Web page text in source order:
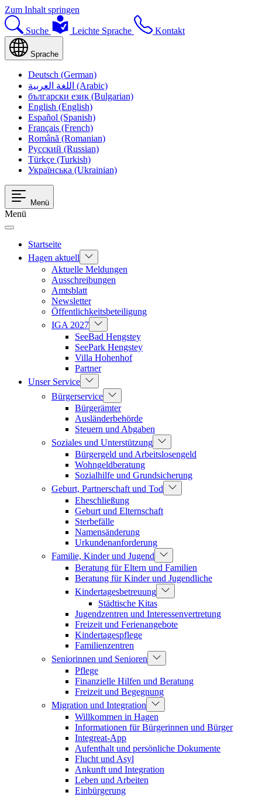
Zum Inhalt springen
Suche Leichte Sprache Kontakt
Sprache
Deutsch (German)
اللغة العربية (Arabic)
български език (Bulgarian)
English (English)
Español (Spanish)
Français (French)
Română (Romanian)
Русский (Russian)
Türkçe (Turkish)
Українська (Ukrainian)
Menü
Menü
Startseite
Hagen aktuell
Aktuelle Meldungen
Ausschreibungen
Amtsblatt
Newsletter
Öffentlichkeitsbeteiligung
IGA 2027
SeeBad Hengstey
SeePark Hengstey
Villa Hohenhof
Partner
Unser Service
Bürgerservice
Bürgerämter
Ausländerbehörde
Steuern und Abgaben
Soziales und Unterstützung
Bürgergeld und Arbeitslosengeld
Wohngeldberatung
Sozialhilfe und Grundsicherung
Geburt, Partnerschaft und Tod
Eheschließung
Geburt und Elternschaft
Sterbefälle
Namensänderung
Urkundenanforderung
Familie, Kinder und Jugend
Beratung für Eltern und Familien
Beratung für Kinder und Jugendliche
Kindertagesbetreuung
Städtische Kitas
Jugendzentren und Interessenvertretung
Freizeit und Ferienangebote
Kindertagespflege
Familienzentren
Seniorinnen und Senioren
Pflege
Finanzielle Hilfen und Beratung
Freizeit und Begegnung
Migration und Integration
Willkommen in Hagen
Informationen für Bürgerinnen und Bürger
Integreat-App
Aufenthalt und persönliche Dokumente
Flucht und Asyl
Ankunft und Integration
Leben und Arbeiten
Einbürgerung